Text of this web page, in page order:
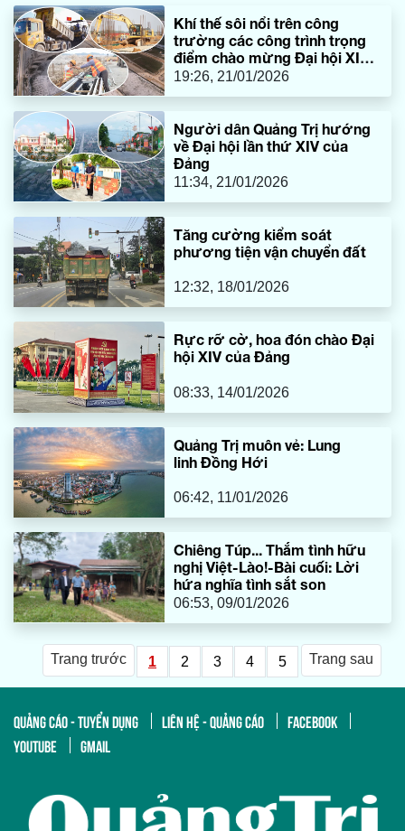
Khí thế sôi nổi trên công
trường các công trình trọng
điểm chào mừng Đại hội XIV
của Đảng
19:26, 21/01/2026
Người dân Quảng Trị hướng
về Đại hội lần thứ XIV của
Đảng
11:34, 21/01/2026
Tăng cường kiểm soát
phương tiện vận chuyển đất
12:32, 18/01/2026
Rực rỡ cờ, hoa đón chào Đại
hội XIV của Đảng
08:33, 14/01/2026
Quảng Trị muôn vẻ: Lung
linh Đồng Hới
06:42, 11/01/2026
Chiêng Túp... Thắm tình hữu
nghị Việt-Lào!-Bài cuối: Lời
hứa nghĩa tình sắt son
06:53, 09/01/2026
Trang trước 1 2 3 4 5 Trang sau
QUẢNG CÁO - TUYỂN DỤNG LIÊN HỆ - QUẢNG CÁO
FACEBOOK
YOUTUBE
GMAIL